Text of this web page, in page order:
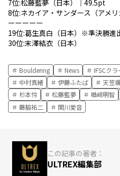
7位:松藤藍夢（日本）｜49.5pt
8位:ネカイア・サンダース（アメ
ーーーーー
19位:葛生真白（日本）※準決勝進
30位:末澤結衣（日本）
Bouldering News
IFSCク
中村真緒
伊藤ふたば 天笠
杉本怜
松藤藍夢 楢﨑明智
藤脇祐二
関川愛音
この記事の著者：
ULTREX編集部